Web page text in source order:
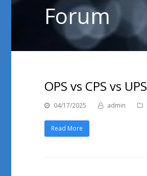
Forum
OPS vs CPS vs UPS
04/17/2025 admin
Read More